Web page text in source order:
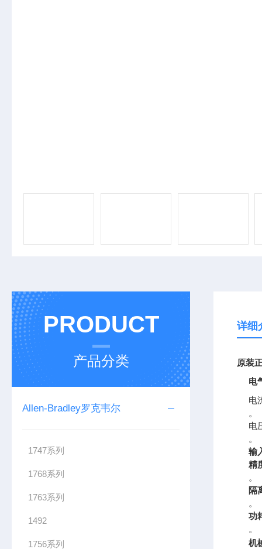
PRODUCT
产品分类
Allen-Bradley罗克韦尔
1747系列
1768系列
1763系列
1492
1756系列
详细
原装
电
电
。
电
。
输
精
。
隔
。
功
。
机